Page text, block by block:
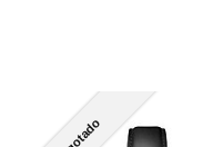
Agotado